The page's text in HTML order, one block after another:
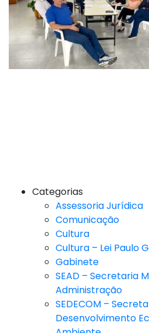
Categorias
Assessoria Jurídica
Comunicação
Cultura
Cultura – Lei Paulo
Gabinete
SEAD – Secretaria
Administração
SEDECOM –
Desenvolvimento